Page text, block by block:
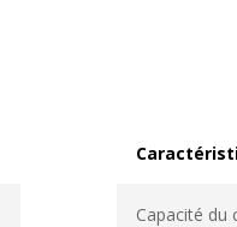
Capacité du